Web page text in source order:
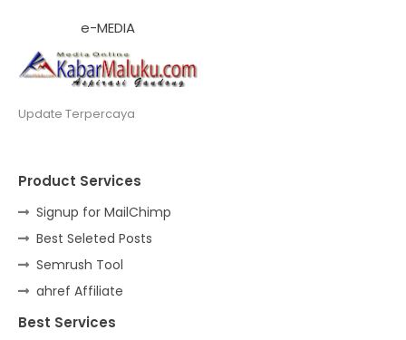
e-MEDIA
Update Terpercaya
Product Services
Signup for MailChimp
Best Seleted Posts
Semrush Tool
ahref Affiliate
Best Services